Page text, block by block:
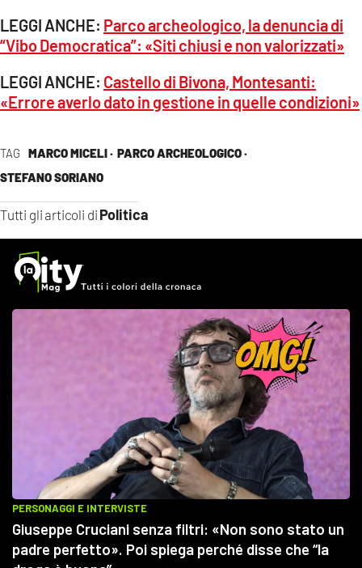
TAG MARCO MICELI · PARCO ARCHEOLOGICO ·
STEFANO SORIANO
Tutti gli articoli di Politica
LEGGI ANCHE: Parco archeologico, la denuncia di
“Vibo Democratica”: «Siti chiusi e non valorizzati»
LEGGI ANCHE: Castello di Bivona, Montesanti:
«Errore averlo dato in gestione in quelle condizioni»